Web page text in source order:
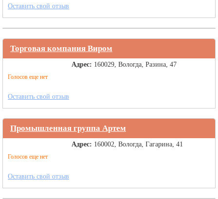
Оставить свой отзыв
Торговая компания Виром
Голосов еще нет
Адрес: 160029, Вологда, Разина, 47
Оставить свой отзыв
Промышленная группа Артем
Голосов еще нет
Адрес: 160002, Вологда, Гагарина, 41
Оставить свой отзыв